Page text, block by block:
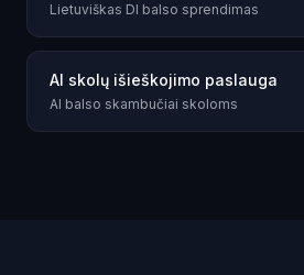
Lietuviškas DI balso sprendimas
AI skolų išieškojimo paslauga
AI balso skambučiai skoloms